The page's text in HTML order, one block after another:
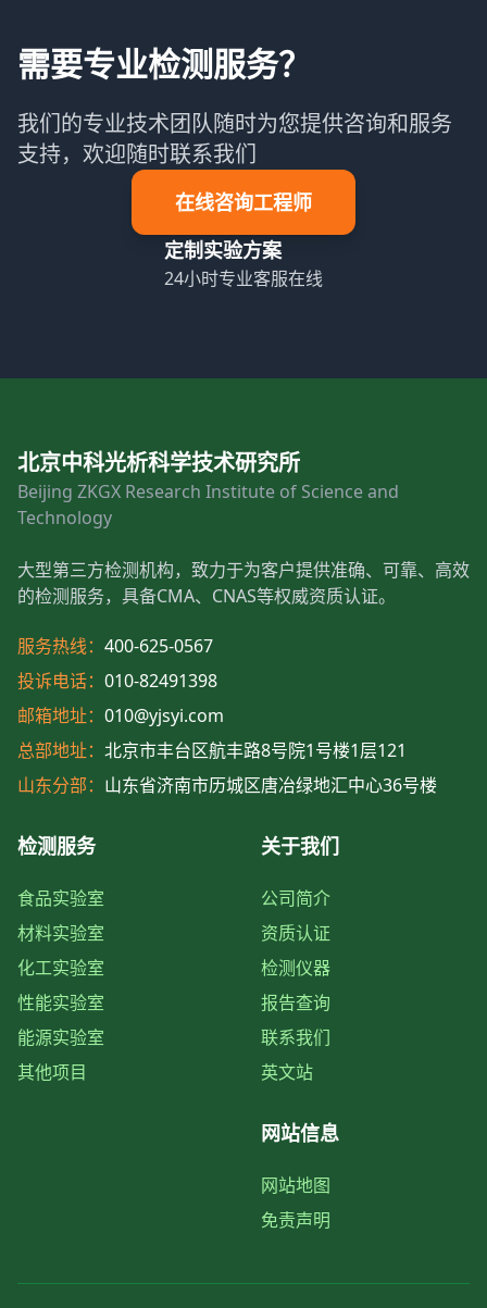
需要专业检测服务？
我们的专业技术团队随时为您提供咨询和服务
支持，欢迎随时联系我们
在线咨询工程师
定制实验方案
24小时专业客服在线
北京中科光析科学技术研究所
Beijing ZKGX Research Institute of Science and
Technology
大型第三方检测机构，致力于为客户提供准确、可靠、高效
的检测服务，具备CMA、CNAS等权威资质认证。
服务热线： 400-625-0567
投诉电话： 010-82491398
邮箱地址： 010@yjsyi.com
总部地址： 北京市丰台区航丰路8号院1号楼1层121
山东分部： 山东省济南市历城区唐冶绿地汇中心36号楼
检测服务
食品实验室
材料实验室
化工实验室
性能实验室
能源实验室
其他项目
关于我们
公司简介
资质认证
检测仪器
报告查询
联系我们
英文站
网站信息
网站地图
免责声明